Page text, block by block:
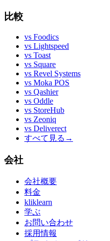
比較
vs Foodics
vs Lightspeed
vs Toast
vs Square
vs Revel Systems
vs Moka POS
vs Qashier
vs Oddle
vs StoreHub
vs Zeoniq
vs Deliverect
すべて見る →
会社
会社概要
料金
kliklearn
学ぶ
お問い合わせ
採用情報